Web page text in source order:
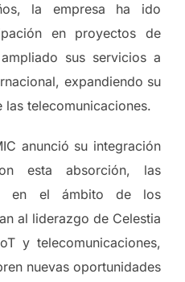
la empresa ha ido
en proyectos de
sus servicios a
expandiendo su
telecomunicaciones.
anunció su integración
esta absorción, las
en el ámbito de los
al liderazgo de Celestia
y telecomunicaciones,
nuevas oportunidades